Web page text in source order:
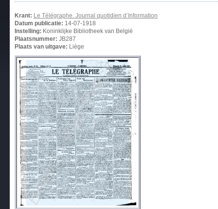
Krant: Le Télégraphe. Journal quotidien d’Information
Datum publicatie: 14-07-1918
Instelling: Koninklijke Bibliotheek van België
Plaatsnummer: JB287
Plaats van uitgave: Liège